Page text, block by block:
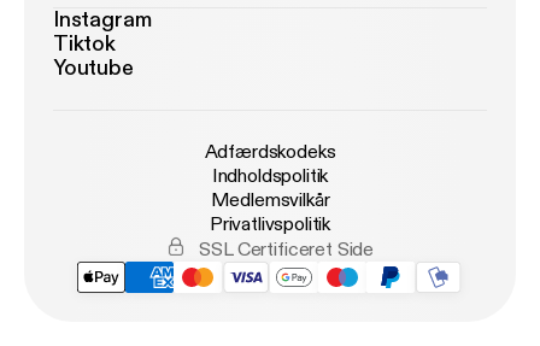
Instagram
Tiktok
Youtube
Adfærdskodeks
Indholdspolitik
Medlemsvilkår
Privatlivspolitik
SSL Certificeret Side